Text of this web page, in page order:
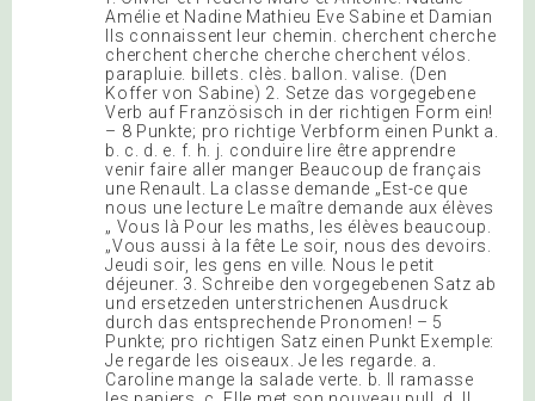
Amélie et Nadine Mathieu Eve Sabine et Damian
Ils connaissent leur chemin. cherchent cherche
cherchent cherche cherche cherchent vélos.
parapluie. billets. clès. ballon. valise. (Den
Koffer von Sabine) 2. Setze das vorgegebene
Verb auf Französisch in der richtigen Form ein!
– 8 Punkte; pro richtige Verbform einen Punkt a.
b. c. d. e. f. h. j. conduire lire être apprendre
venir faire aller manger Beaucoup de français
une Renault. La classe demande „Est-ce que
nous une lecture Le maître demande aux élèves
„ Vous là Pour les maths, les élèves beaucoup.
„Vous aussi à la fête Le soir, nous des devoirs.
Jeudi soir, les gens en ville. Nous le petit
déjeuner. 3. Schreibe den vorgegebenen Satz ab
und ersetzeden unterstrichenen Ausdruck
durch das entsprechende Pronomen! – 5
Punkte; pro richtigen Satz einen Punkt Exemple:
Je regarde les oiseaux. Je les regarde. a.
Caroline mange la salade verte. b. Il ramasse